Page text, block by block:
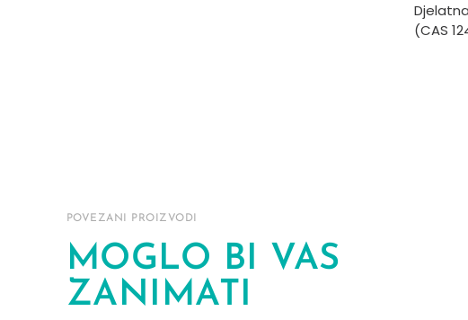
(CAS
POVEZANI PROIZVODI
MOGLO BI VAS
ZANIMATI